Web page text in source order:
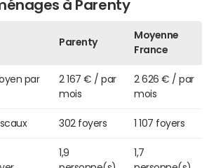
à Parenty
Parenty
Moyenne
France
par
2 167 € / par
mois
2 626 € / par
mois
302 foyers 1 107 foyers
1,9
1,7